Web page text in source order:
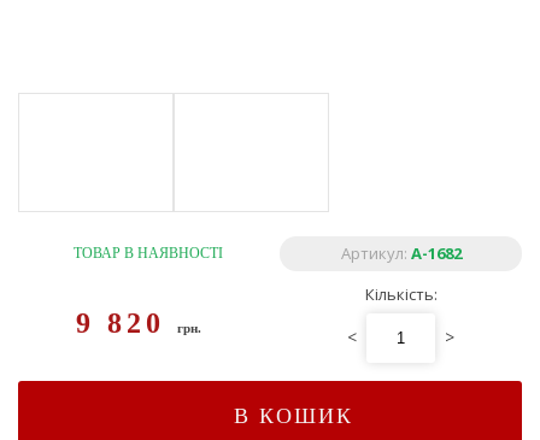
ТОВАР В НАЯВНОСТІ Артикул: A-1682
9 820грн.
Кількість:
< >
В КОШИК